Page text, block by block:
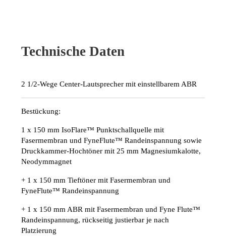
Technische Daten
2 1/2-Wege Center-Lautsprecher mit einstellbarem ABR
Bestückung:
1 x 150 mm IsoFlare™ Punktschallquelle mit
Fasermembran und FyneFlute™ Randeinspannung sowie
Druckkammer-Hochtöner mit 25 mm Magnesiumkalotte,
Neodymmagnet
+ 1 x 150 mm Tieftöner mit Fasermembran und
FyneFlute™ Randeinspannung
+ 1 x 150 mm ABR mit Fasermembran und Fyne Flute™
Randeinspannung, rückseitig justierbar je nach
Platzierung